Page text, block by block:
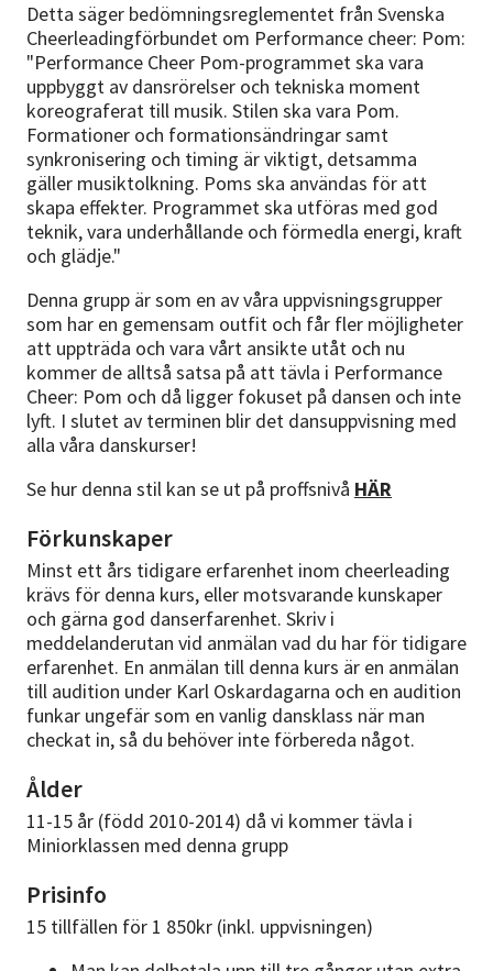
Detta säger bedömningsreglementet från Svenska
Cheerleadingförbundet om Performance cheer: Pom:
"Performance Cheer Pom-programmet ska vara
uppbyggt av dansrörelser och tekniska moment
koreograferat till musik. Stilen ska vara Pom.
Formationer och formationsändringar samt
synkronisering och timing är viktigt, detsamma
gäller musiktolkning. Poms ska användas för att
skapa effekter. Programmet ska utföras med god
teknik, vara underhållande och förmedla energi, kraft
och glädje."
Denna grupp är som en av våra uppvisningsgrupper
som har en gemensam outfit och får fler möjligheter
att uppträda och vara vårt ansikte utåt och nu
kommer de alltså satsa på att tävla i Performance
Cheer: Pom och då ligger fokuset på dansen och inte
lyft. I slutet av terminen blir det dansuppvisning med
alla våra danskurser!
Se hur denna stil kan se ut på proffsnivå HÄR
Förkunskaper
Minst ett års tidigare erfarenhet inom cheerleading
krävs för denna kurs, eller motsvarande kunskaper
och gärna god danserfarenhet. Skriv i
meddelanderutan vid anmälan vad du har för tidigare
erfarenhet. En anmälan till denna kurs är en anmälan
till audition under Karl Oskardagarna och en audition
funkar ungefär som en vanlig dansklass när man
checkat in, så du behöver inte förbereda något.
Ålder
11-15 år (född 2010-2014) då vi kommer tävla i
Miniorklassen med denna grupp
Prisinfo
15 tillfällen för 1 850kr (inkl. uppvisningen)